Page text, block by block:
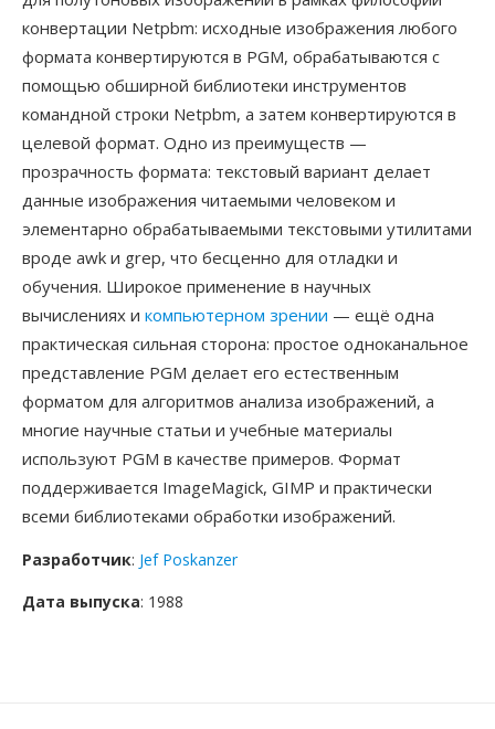
конвертации Netpbm: исходные изображения любого
формата конвертируются в PGM, обрабатываются с
помощью обширной библиотеки инструментов
командной строки Netpbm, а затем конвертируются в
целевой формат. Одно из преимуществ —
прозрачность формата: текстовый вариант делает
данные изображения читаемыми человеком и
элементарно обрабатываемыми текстовыми утилитами
вроде awk и grep, что бесценно для отладки и
обучения. Широкое применение в научных
вычислениях и компьютерном зрении — ещё одна
практическая сильная сторона: простое одноканальное
представление PGM делает его естественным
форматом для алгоритмов анализа изображений, а
многие научные статьи и учебные материалы
используют PGM в качестве примеров. Формат
поддерживается ImageMagick, GIMP и практически
всеми библиотеками обработки изображений.
Разработчик: Jef Poskanzer
Дата выпуска: 1988